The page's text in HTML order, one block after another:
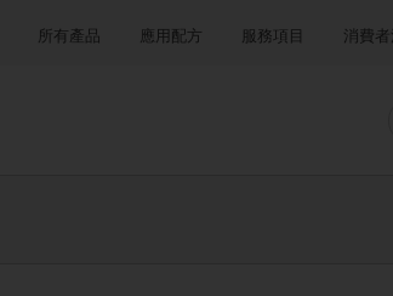
所有產品 應用配方 服務項目 消費